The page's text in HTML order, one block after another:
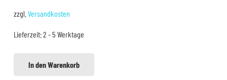
13,99 €9,99 €.
zzgl. Versandkosten
Lieferzeit:2 - 5 Werktage
In den Warenkorb